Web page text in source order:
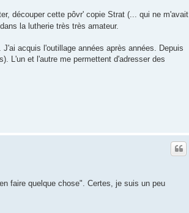
découper cette pôvr' copie Strat (... qui ne m'avait
la lutherie très très amateur.
acquis l'outillage années après années. Depuis
L'un et l'autre me permettent d'adresser des
faire quelque chose". Certes, je suis un peu